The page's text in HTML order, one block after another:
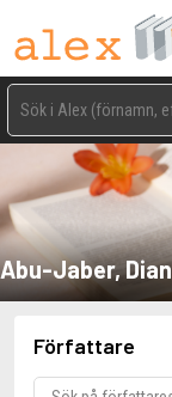
Abu-Jaber,
Författare